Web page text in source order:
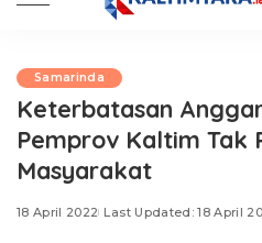
Samarinda
Keterbatasan
Pemprov Kaltim Tak
Masyarakat
18 April 2022 Last Updated: 18 April